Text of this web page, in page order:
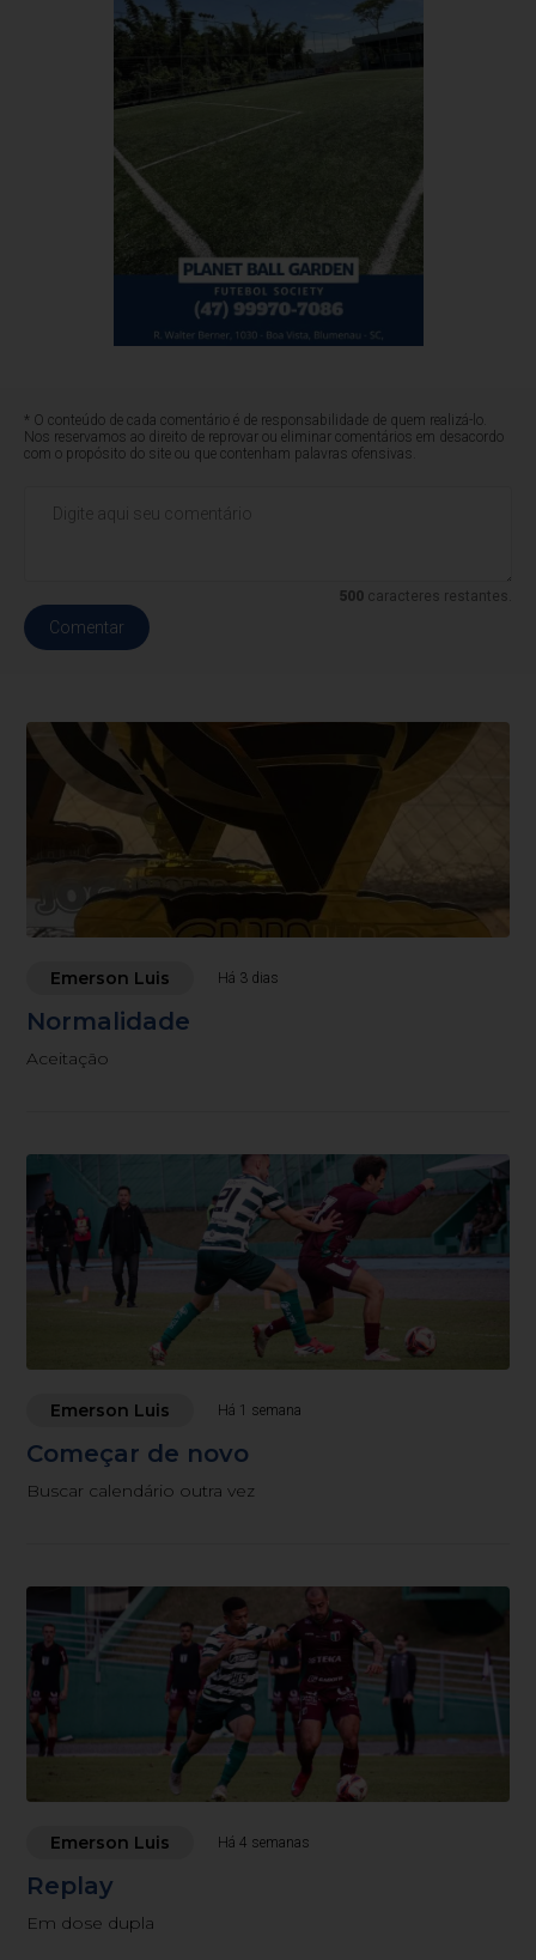
* O conteúdo de cada comentário é de responsabilidade de quem realizá-lo.
Nos reservamos ao direito de reprovar ou eliminar comentários em desacordo
com o propósito do site ou que contenham palavras ofensivas.
500caracteres restantes.
Comentar
Emerson Luis Há 3 dias
Normalidade
Aceitação
Emerson Luis Há 1 semana
Começar de novo
Buscar calendário outra vez
Emerson Luis Há 4 semanas
Replay
Em dose dupla